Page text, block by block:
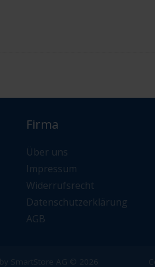
Firma
Über uns
Impressum
Widerrufsrecht
Datenschutzerklärung
AGB
by SmartStore AG © 2026